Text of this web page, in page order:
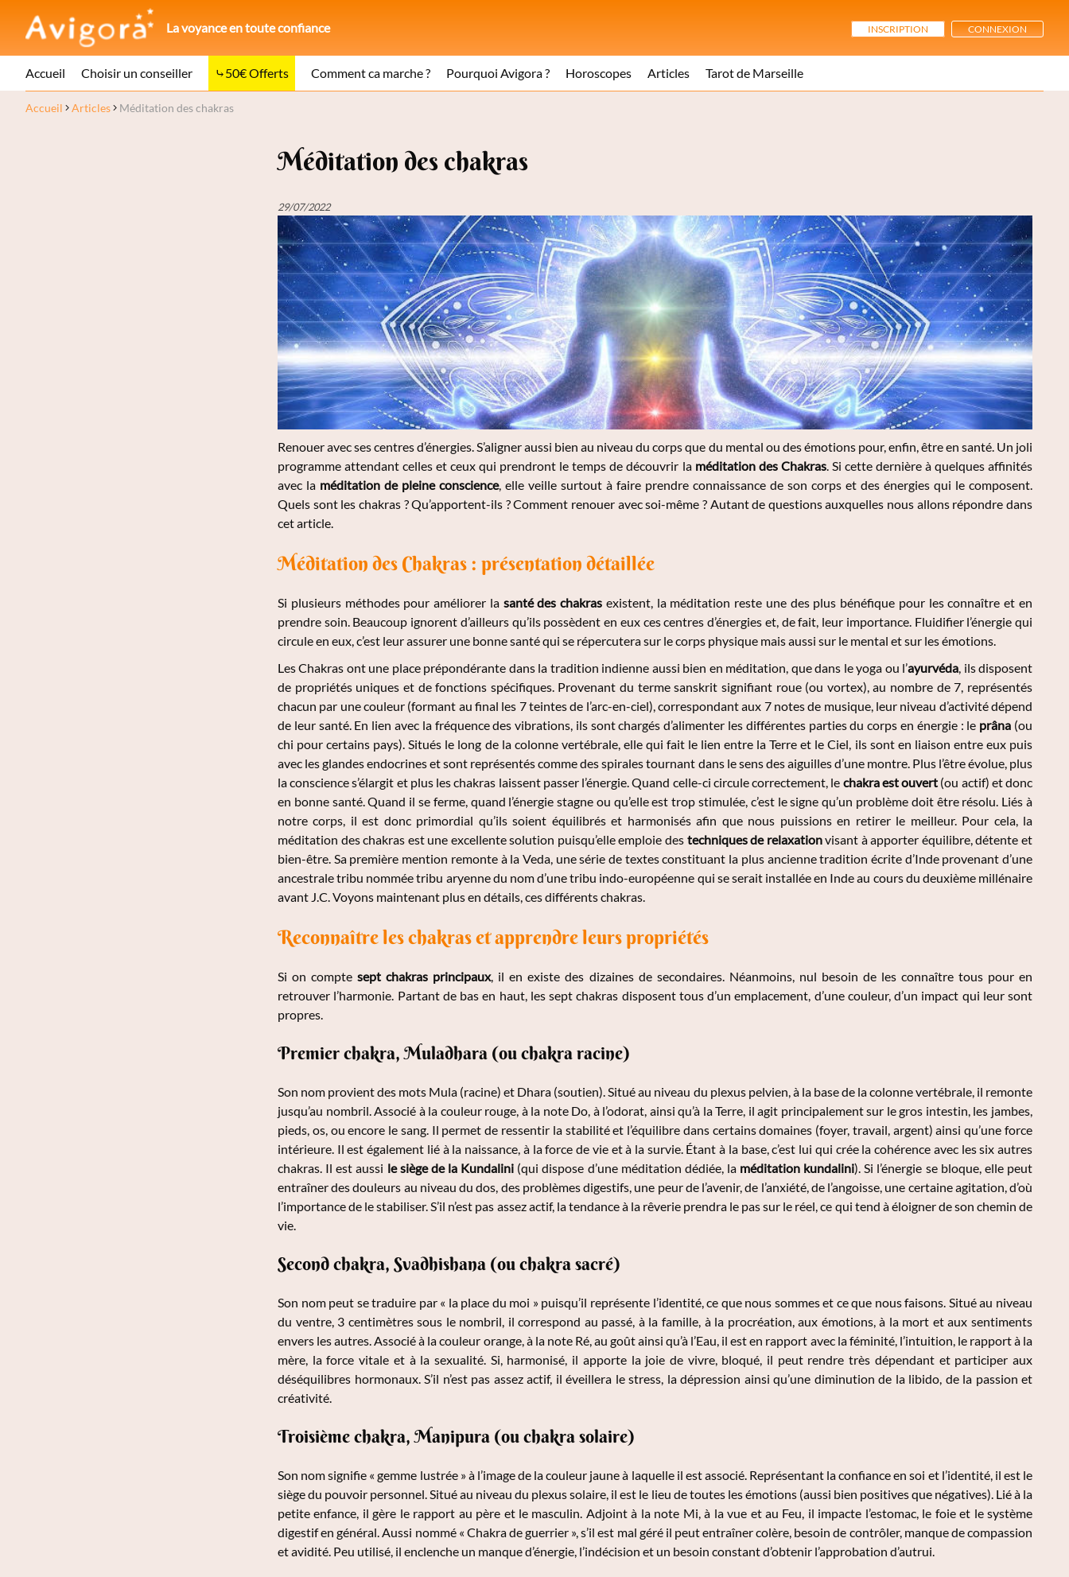
La voyance en toute confiance INSCRIPTION CONNEXION
Accueil Choisir un conseiller 50€ Offerts Comment ca marche ? Pourquoi Avigora ? Horoscopes Articles Tarot de Marseille
Accueil Articles Méditation des chakras
Méditation des chakras
29/07/2022
Renouer avec ses centres d’énergies. S’aligner aussi bien au niveau du corps que du mental ou des émotions pour, enfin, être en santé. Un joli
programme attendant celles et ceux qui prendront le temps de découvrir la méditation des Chakras. Si cette dernière à quelques affinités
avec la méditation de pleine conscience, elle veille surtout à faire prendre connaissance de son corps et des énergies qui le composent.
Quels sont les chakras ? Qu’apportent-ils ? Comment renouer avec soi-même ? Autant de questions auxquelles nous allons répondre dans
cet article.
Méditation des Chakras : présentation détaillée
Si plusieurs méthodes pour améliorer la santé des chakras existent, la méditation reste une des plus bénéfique pour les connaître et en
prendre soin. Beaucoup ignorent d’ailleurs qu’ils possèdent en eux ces centres d’énergies et, de fait, leur importance. Fluidifier l’énergie qui
circule en eux, c’est leur assurer une bonne santé qui se répercutera sur le corps physique mais aussi sur le mental et sur les émotions.
Les Chakras ont une place prépondérante dans la tradition indienne aussi bien en méditation, que dans le yoga ou l’ayurvéda , ils disposent
de propriétés uniques et de fonctions spécifiques. Provenant du terme sanskrit signifiant roue (ou vortex), au nombre de 7, représentés
chacun par une couleur (formant au final les 7 teintes de l’arc-en-ciel), correspondant aux 7 notes de musique, leur niveau d’activité dépend
de leur santé. En lien avec la fréquence des vibrations, ils sont chargés d’alimenter les différentes parties du corps en énergie : le prâna (ou
chi pour certains pays). Situés le long de la colonne vertébrale, elle qui fait le lien entre la Terre et le Ciel, ils sont en liaison entre eux puis
avec les glandes endocrines et sont représentés comme des spirales tournant dans le sens des aiguilles d’une montre. Plus l’être évolue, plus
la conscience s’élargit et plus les chakras laissent passer l’énergie. Quand celle-ci circule correctement, le chakra est ouvert (ou actif) et donc
en bonne santé. Quand il se ferme, quand l’énergie stagne ou qu’elle est trop stimulée, c’est le signe qu’un problème doit être résolu. Liés à
notre corps, il est donc primordial qu’ils soient équilibrés et harmonisés afin que nous puissions en retirer le meilleur. Pour cela, la
méditation des chakras est une excellente solution puisqu’elle emploie des techniques de relaxationvisant à apporter équilibre, détente et
bien-être. Sa première mention remonte à la Veda, une série de textes constituant la plus ancienne tradition écrite d’Inde provenant d’une
ancestrale tribu nommée tribu aryenne du nom d’une tribu indo-européenne qui se serait installée en Inde au cours du deuxième millénaire
avant J.C. Voyons maintenant plus en détails, ces différents chakras.
Reconnaître les chakras et apprendre leurs propriétés
Si on comptesept chakras principaux, il en existe des dizaines de secondaires. Néanmoins, nul besoin de les connaître tous pour en
retrouver l’harmonie. Partant de bas en haut, les sept chakras disposent tous d’un emplacement, d’une couleur, d’un impact qui leur sont
propres.
Premier chakra, Muladhara (ou chakra racine)
Son nom provient des mots Mula (racine) et Dhara (soutien). Situé au niveau du plexus pelvien, à la base de la colonne vertébrale, il remonte
jusqu’au nombril. Associé à la couleur rouge, à la note Do, à l’odorat, ainsi qu’à la Terre, il agit principalement sur le gros intestin, les jambes,
pieds, os, ou encore le sang. Il permet de ressentir la stabilité et l’équilibre dans certains domaines (foyer, travail, argent) ainsi qu’une force
intérieure. Il est également lié à la naissance, à la force de vie et à la survie. Étant à la base, c’est lui qui crée la cohérence avec les six autres
chakras. Il est aussi le siège de la Kundalini (qui dispose d’une méditation dédiée, la méditation kundalini). Si l’énergie se bloque, elle peut
entraîner des douleurs au niveau du dos, des problèmes digestifs, une peur de l’avenir, de l’anxiété, de l’angoisse, une certaine agitation, d’où
l’importance de le stabiliser. S’il n’est pas assez actif, la tendance à la rêverie prendra le pas sur le réel, ce qui tend à éloigner de son chemin de
vie.
Second chakra, Svadhishana (ou chakra sacré)
Son nom peut se traduire par « la place du moi » puisqu’il représente l’identité, ce que nous sommes et ce que nous faisons. Situé au niveau
du ventre, 3 centimètres sous le nombril, il correspond au passé, à la famille, à la procréation, aux émotions, à la mort et aux sentiments
envers les autres. Associé à la couleur orange, à la note Ré, au goût ainsi qu’à l’Eau, il est en rapport avec la féminité, l’intuition, le rapport à la
mère, la force vitale et à la sexualité. Si, harmonisé, il apporte la joie de vivre, bloqué, il peut rendre très dépendant et participer aux
déséquilibres hormonaux. S’il n’est pas assez actif, il éveillera le stress, la dépression ainsi qu’une diminution de la libido, de la passion et
créativité.
Troisième chakra, Manipura (ou chakra solaire)
Son nom signifie « gemme lustrée » à l’image de la couleur jaune à laquelle il est associé. Représentant la confiance en soi et l’identité, il est le
siège du pouvoir personnel. Situé au niveau du plexus solaire, il est le lieu de toutes les émotions (aussi bien positives que négatives). Lié à la
petite enfance, il gère le rapport au père et le masculin. Adjoint à la note Mi, à la vue et au Feu, il impacte l’estomac, le foie et le système
digestif en général. Aussi nommé « Chakra de guerrier », s’il est mal géré il peut entraîner colère, besoin de contrôler, manque de compassion
et avidité. Peu utilisé, il enclenche un manque d’énergie, l’indécision et un besoin constant d’obtenir l’approbation d’autrui.